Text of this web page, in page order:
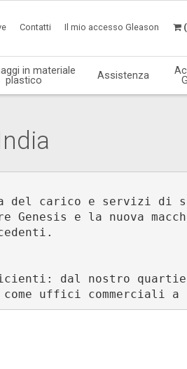
Contatti Il mio accesso Gleason
in materiale
plastico Assistenza
del carico e servizi
e la nuova
dal nostro
uffici commerciali a